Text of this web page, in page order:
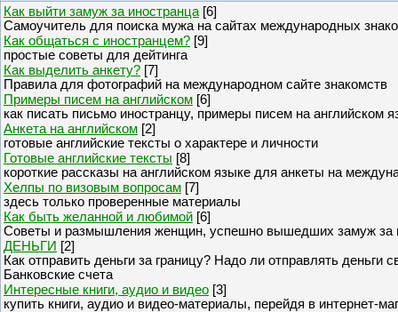
Как выйти замуж за иностранца [6]
Самоучитель для поиска мужа на сайтах международных
Как общаться с иностранцем? [9]
простые советы для дейтинга
Как выделить анкету? [7]
Правила для фотографий на международном сайте знакомств
Примеры писем на английском [6]
как писать письмо иностранцу, примеры писем на английском
Анкета на английском [2]
готовые английские тексты о характере и личности
Готовые английские тексты [8]
короткие рассказы на английском языке для анкеты на
Хелпы по визовым вопросам [7]
здесь только проверенные материалы
Как быть желанной и любимой [6]
Советы и размышления женщин, успешно вышедших замуж за
ДЕНЬГИ [2]
Как отправить деньги за границу? Надо ли отправлять деньги
Банковские счета
Интересные книги, аудио и видео [3]
купить книги, аудио и видео-материалы, перейдя в интернет-